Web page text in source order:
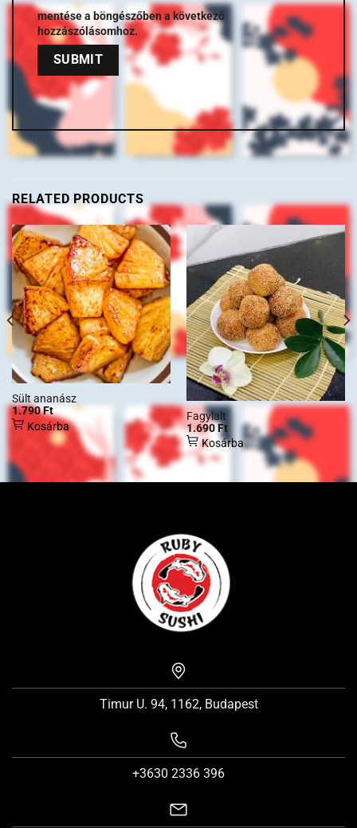
mentése a böngészőben a következő
hozzászólásomhoz.
RELATED PRODUCTS
Sült ananász
1.790Ft
Kosárba
Fagylalt
1.690Ft
Kosárba
Timur U. 94, 1162, Budapest
+3630 2336 396